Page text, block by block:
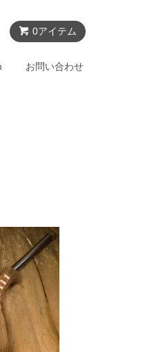
0アイテム
お問い合わせ